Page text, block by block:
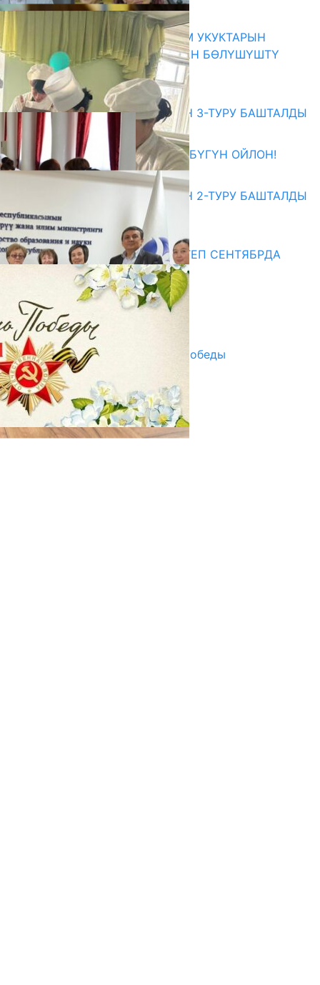
06.08.2026
КЫРГЫЗ ЭКСПЕРТТЕРИ АДАМ УКУКТАРЫН
ОКУТУУ ТАЖРЫЙБАСЫ МЕНЕН БӨЛҮШҮШТҮ
06.08.2026
Абитуриент
ЖОЖДОРГО КАБЫЛ АЛУУНУН 3-ТУРУ БАШТАЛДЫ
27.07.2026
ӨЗҮҢДҮН КЕЛЕЧЕГИҢ ҮЧҮН БҮГҮН ОЙЛОН!
20.07.2026
ЖОЖДОРГО КАБЫЛ АЛУУНУН 2-ТУРУ БАШТАЛДЫ
20.07.2026
Медиа
СУЗАКТА 750 ОРУНДУУ МЕКТЕП СЕНТЯБРДА
ПАЙДАЛАНУУГА БЕРИЛЕТ
07.08.2025
Улуу Жеңиштин жандуу сөзү
29.04.2025
Награды в преддверии Дня Победы
29.04.2025